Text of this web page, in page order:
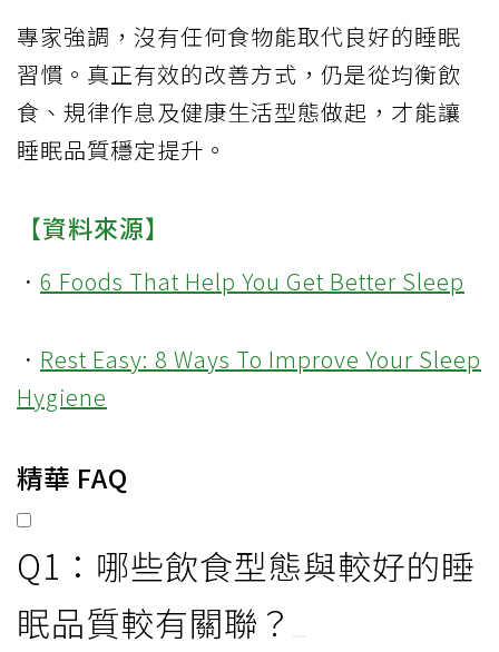
專家強調，沒有任何食物能取代良好的睡眠
習慣。真正有效的改善方式，仍是從均衡飲
食、規律作息及健康生活型態做起，才能讓
睡眠品質穩定提升。
【資料來源】
． 6 Foods That Help You Get Better Sleep
． Rest Easy: 8 Ways To Improve Your Sleep
Hygiene
精華 FAQ
Q1：哪些飲食型態與較好的睡
眠品質較有關聯？